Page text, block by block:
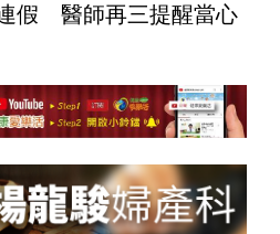
假 醫師再三提醒當心